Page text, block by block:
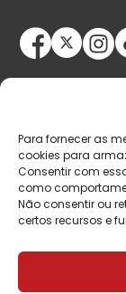
Para fornecer as
cookies para
Consentir com
como
Não consentir ou
certos recursos e
© Copyright